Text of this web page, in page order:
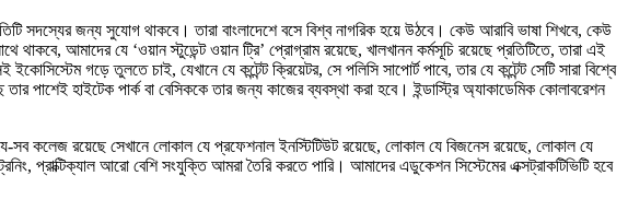
সদস্যের জন্য সুযোগ থাকবে। তারা বাংলাদেশে বসে বিশ্ব নাগরিক হয়ে উঠবে। কেউ আরাবি ভাষা শিখবে, কেউ
আমাদের যে ‘ওয়ান স্টুডেন্ট ওয়ান ট্রি’ প্রোগ্রাম রয়েছে, খালখানন কর্মসূচি রয়েছে প্রতিটিতে, তারা এই
গড়ে তুলতে চাই, যেখানে যে কন্টেন্ট ক্রিয়েটর, সে পলিসি সাপোর্ট পাবে, তার যে কন্টেন্ট সেটি সারা বিশ্বে
তার পাশেই হাইটেক পার্ক বা বেসিককে তার জন্য কাজের ব্যবস্থা করা হবে। ইন্ডাস্ট্রি অ্যাকাডেমিক কোলাবরেশন
সব কলেজ রয়েছে সেখানে লোকাল যে প্রফেশনাল ইনস্টিটিউট রয়েছে, লোকাল যে বিজনেস রয়েছে, লোকাল যে
প্রাক্টিক্যাল আরো বেশি সংযুক্তি আমরা তৈরি করতে পারি। আমাদের এডুকেশন সিস্টেমের এক্সট্রাকটিভিটি হবে